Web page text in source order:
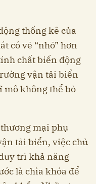
thống kê của
có vẻ “nhỏ” hơn
chất biến động
vận tải biển
không thể bỏ
mại phụ
tải biển, việc chủ
trì khả năng
là chìa khóa để